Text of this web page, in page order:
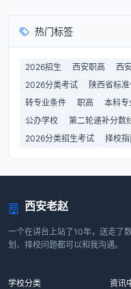
热门标签
2026招生 西安职高 西
2026分类考试
陕西省标
转专业条件
职高 本科专
公办学校
第二轮递补分数
2026分类招生考试
择校
西安老赵
一个在讲台上站了10年，送走了
划、择校问题都可以和我沟通。
学校分类 资讯